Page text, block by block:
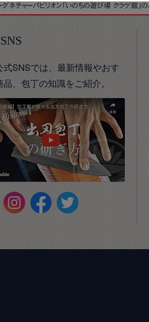
式SNSでは、最新情報やおす
、包丁の知識をご紹介。